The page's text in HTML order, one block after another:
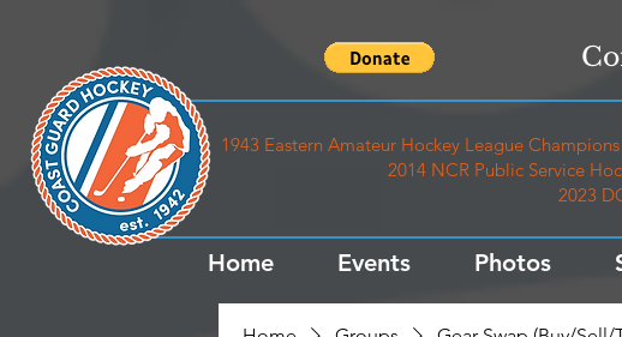
1943 Eastern Amateur Hockey League
2014 NCR Public Service
2023
Home Events Photos